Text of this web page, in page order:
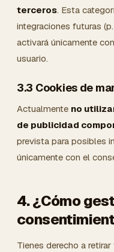
terceros. Esta
integraciones futuras
activará únicamente
usuario.
3.3 Cookies de
Actualmente no
de publicidad
prevista para posibles
únicamente con el
4. ¿Cómo
Tienes derecho a